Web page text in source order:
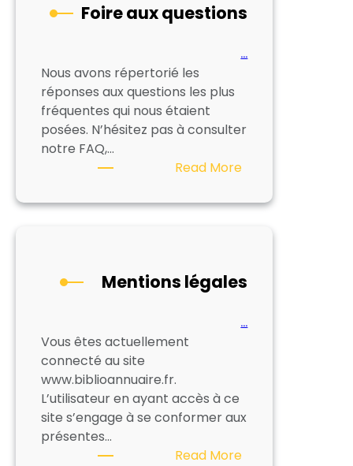
peu
Foire aux questions
…
Nous avons répertorié les
réponses aux questions les plus
fréquentes qui nous étaient
posées. N’hésitez pas à consulter
notre FAQ,…
Read More:
aux
Mentions légales
…
Vous êtes actuellement
connecté au site
www.biblioannuaire.fr.
L’utilisateur en ayant accès à ce
site s’engage à se conformer aux
présentes…
Read More: